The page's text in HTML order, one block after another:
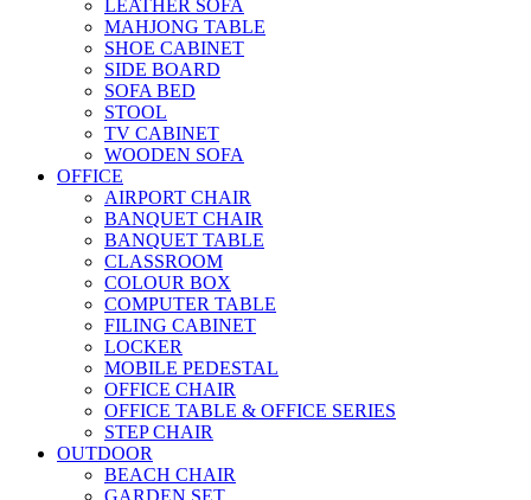
LEATHER SOFA
MAHJONG TABLE
SHOE CABINET
SIDE BOARD
SOFA BED
STOOL
TV CABINET
WOODEN SOFA
OFFICE
AIRPORT CHAIR
BANQUET CHAIR
BANQUET TABLE
CLASSROOM
COLOUR BOX
COMPUTER TABLE
FILING CABINET
LOCKER
MOBILE PEDESTAL
OFFICE CHAIR
OFFICE TABLE & OFFICE SERIES
STEP CHAIR
OUTDOOR
BEACH CHAIR
GARDEN SET